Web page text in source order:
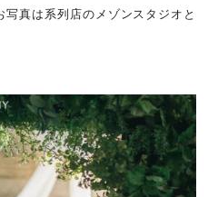
真は系列店のメゾンスタジオと